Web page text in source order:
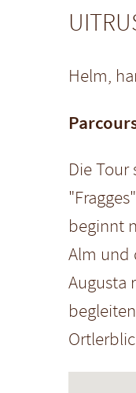
Helm,
Die
beginnt
Alm und
Augusta